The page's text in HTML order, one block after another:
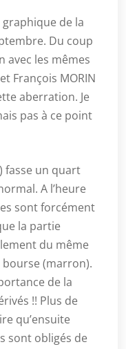
graphique de la
Du coup
avec les mêmes
François MORIN
aberration. Je
pas à ce point
fasse un quart
A l’heure
sont forcément
la partie
du même
(marron).
de la
!! Plus de
qu’ensuite
sont obligés de